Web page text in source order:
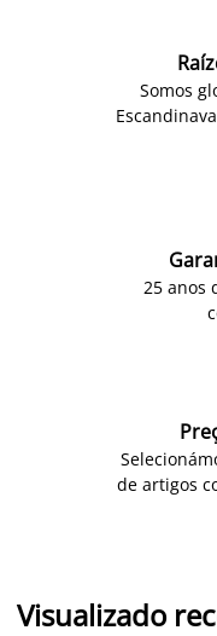
Somos
25 anos
de artigos
Visualizado